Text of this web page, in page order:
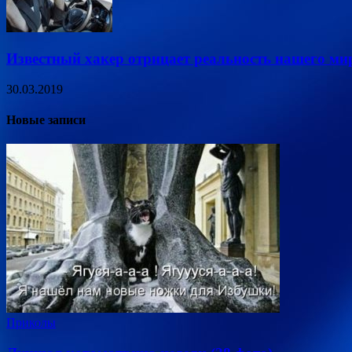
Известный хакер отрицает реальность нашего
30.03.2019
Новые записи
Приколы